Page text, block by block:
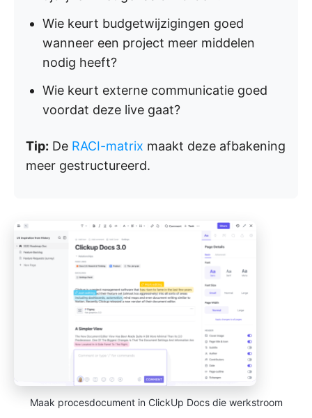
Wie keurt budgetwijzigingen goed
wanneer een project meer middelen
nodig heeft?
Wie keurt externe communicatie goed
voordat deze live gaat?
Tip: De RACI-matrix maakt deze afbakening
meer gestructureerd.
Maak procesdocument in ClickUp Docs die werkstroom